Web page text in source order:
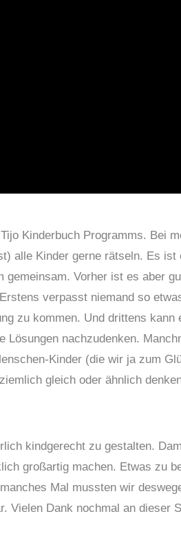
Kinderbuch Programms. Bei
alle Kinder gerne rätseln. Es ist
Vorher ist es aber
verpasst niemand so
zu kommen. Und drittens kann
nachzudenken.
Kinder (die wir ja zum
gleich oder ähnlich
kindgerecht zu gestalten.
großartig machen. Etwas zu
Mal mussten wir
Vielen Dank nochmal an dieser